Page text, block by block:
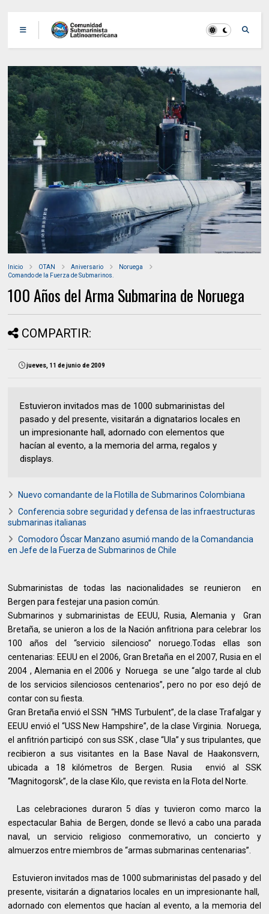
Inicio OTAN Aniversario
Noruega
Comando de la Fuerza de Submarinos.
100 Años del Arma Submarina de Noruega
COMPARTIR:
jueves, 11 de junio de 2009
Estuvieron invitados mas de 1000 submarinistas del
pasado y del presente, visitarán a dignatarios locales en
un impresionante hall, adornado con elementos que
hacían al evento, a la memoria del arma, regalos y
displays.
Nuevo comandante de la Flotilla de Submarinos Colombiana
Conferencia sobre seguridad y defensa de las infraestructuras
submarinas italianas
Comodoro Óscar Manzano asumió mando de la Comandancia
en Jefe de la Fuerza de Submarinos de Chile
Submarinistas de todas las nacionalidades se reunieron en
Bergen para festejar una pasion común.
Submarinos y submarinistas de EEUU, Rusia, Alemania y Gran
Bretaña, se unieron a los de la Nación anfitriona para celebrar los
100 años del “servicio silencioso” noruego.Todas ellas son
centenarias: EEUU en el 2006, Gran Bretaña en el 2007, Rusia en el
2004 , Alemania en el 2006 y Noruega se une “algo tarde al club
de los servicios silenciosos centenarios”, pero no por eso dejó de
contar con su fiesta.
Gran Bretaña envió el SSN “HMS Turbulent”, de la clase Trafalgar y
EEUU envió el “USS New Hampshire”, de la clase Virginia. Noruega,
el anfitrión participó con sus SSK , clase “Ula” y sus tripulantes, que
recibieron a sus visitantes en la Base Naval de Haakonsvern,
ubicada a 18 kilómetros de Bergen. Rusia envió al SSK
“Magnitogorsk”, de la clase Kilo, que revista en la Flota del Norte.
Las celebraciones duraron 5 días y tuvieron como marco la
espectacular Bahia de Bergen, donde se llevó a cabo una parada
naval, un servicio religioso conmemorativo, un concierto y
almuerzos entre miembros de “armas submarinas centenarias”.
Estuvieron invitados mas de 1000 submarinistas del pasado y del
presente, visitarán a dignatarios locales en un impresionante hall,
adornado con elementos que hacían al evento, a la memoria del